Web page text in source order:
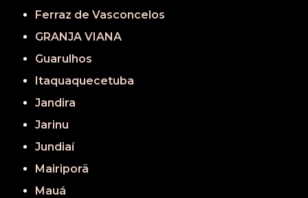
Ferraz de Vasconcelos
GRANJA VIANA
Guarulhos
Itaquaquecetuba
Jandira
Jarinu
Jundiaí
Mairiporã
Mauá